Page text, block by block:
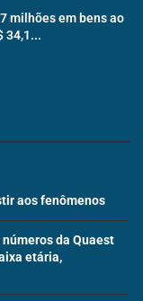
milhões em bens ao
34,1...
aos fenômenos
da Quaest
etária,